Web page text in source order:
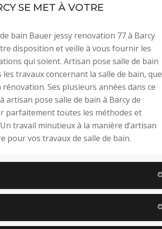
SE MET À VOTRE
bain Bauer jessy renovation 77 à Barcy
disposition et veille à vous fournir les
qui soient. Artisan pose salle de bain
travaux concernant la salle de bain, que
Ses plusieurs années dans ce
artisan pose salle de bain à Barcy de
parfaitement toutes les méthodes et
travail minutieux à la manière d’artisan
pour vos travaux de salle de bain.